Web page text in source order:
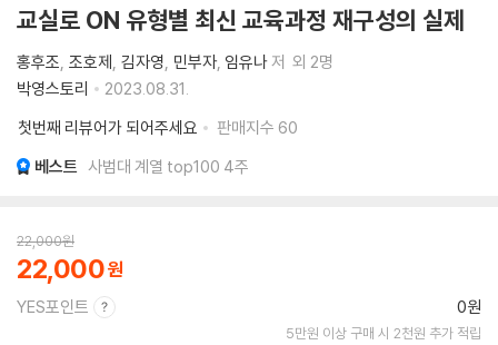
교실로 ON 유형별 최신 교육과정 재구성의 실제
홍후조 조호제 김자영 민부자 임유나저 외 2명
박영스토리
2023.08.31.
첫번째 리뷰어가 되어주세요
판매지수 60
베스트 사범대 계열 top100 4주
22,000원
22,000
YES포인트 0원
5만원 이상 구매 시 2천원 추가 적립